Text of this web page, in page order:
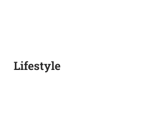
Lifestyle